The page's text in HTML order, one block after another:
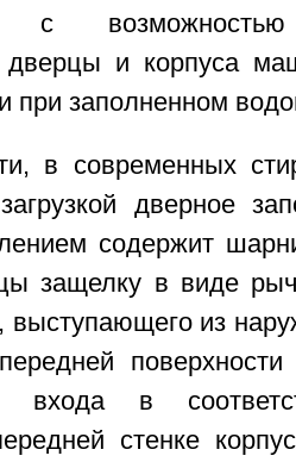
с возможностью
дверцы и корпуса
при заполненном
в современных
дверное
содержит
защелку в виде
выступающего из
входа в
стенке